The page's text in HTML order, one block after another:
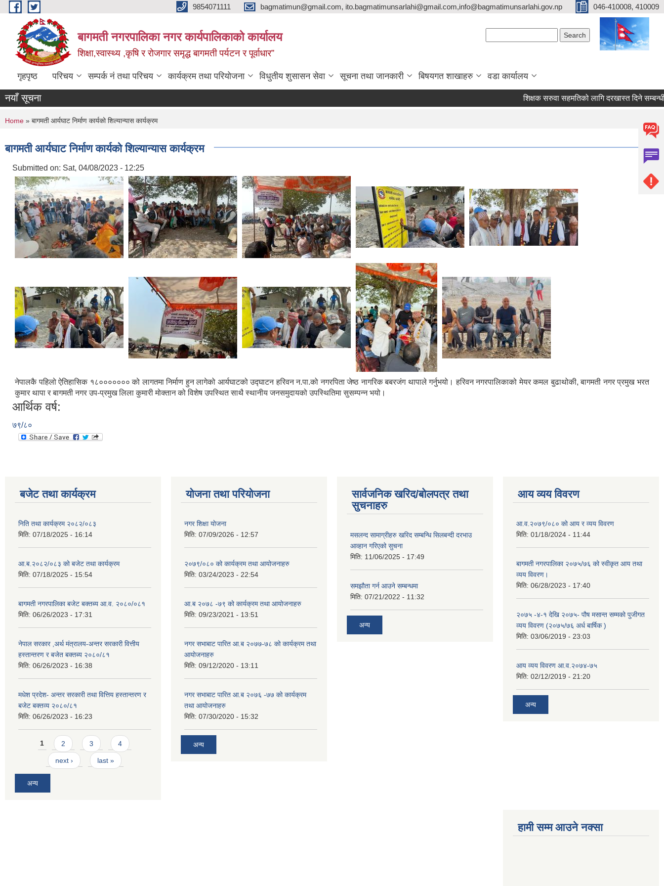
Skip to main content 9854071111 bagmatimun@gmail.com, ito.bagmatimunsarlahi@gmail.com,info@bagmatimunsarlahi.gov.np 046-410008, 410009
बागमती नगरपालिका नगर कार्यपालिकाको कार्यालय
शिक्षा,स्वास्थ्य ,कृषि र रोजगार समृद्ध बागमती पर्यटन र पूर्वाधार”
गृहपृष्ठ परिचय सम्पर्क नं तथा परिचय कार्यक्रम तथा परियोजना विधुतीय शुसासन सेवा सूचना तथा जानकारी बिषयगत शाखाहरु वडा कार्यालय
नयाँ सूचना शिक्षक सरुवा सहमतिको लागि दरखास्त दिने
You are here
Home » बागमती आर्यघाट निर्माण कार्यको शिल्यान्यास कार्यक्रम
बागमती आर्यघाट निर्माण कार्यको शिल्यान्यास कार्यक्रम
Submitted on: Sat, 04/08/2023 - 12:25
नेपालकै पहिलो ऐतिहासिक १८००००००० को लागतमा निर्माण हुन लागेको आर्यघाटको उद्घाटन हरिवन न.पा.को नगरपिता जेष्ठ नागरिक बबरजंग थापाले गर्नुभयो। हरिवन नगरपालिकाको मेयर कमल बुढाथोकी, बागमती नगर प्रमुख भरत
कुमार थापा र बागमती नगर उप-प्रमुख लिला कुमारी मोक्तान को विशेष उपस्थित साथै स्थानीय जनसमुदायको उपस्थितिमा सुसम्पन्न भयो।
आर्थिक वर्ष:
७९/८०
बजेट तथा कार्यक्रम
निति तथा कार्यक्रम २०८२/०८३
मिति: 07/18/2025 - 16:14
आ.ब.२०८२/०८३ को बजेट तथा कार्यक्रम
मिति: 07/18/2025 - 15:54
बागमती नगरपालिका बजेट बक्तब्य आ.व. २०८०/०८१
मिति: 06/26/2023 - 17:31
नेपाल सरकार ,अर्थ मंत्रालय-अन्तर सरकारी वित्तीय
हस्तान्तरण र बजेत बक्तब्य २०८०/८१
मिति: 06/26/2023 - 16:38
मधेश प्रदेश- अन्तर सरकारी तथा वित्तिय हस्तान्तरण र
बजेट बक्तव्य २०८०/८१
मिति: 06/26/2023 - 16:23
Pages
1 2 3 4
next › last »
अन्य
योजना तथा परियोजना
नगर शिक्षा योजना
मिति: 07/09/2026 - 12:57
२०७९/०८० को कार्यक्रम तथा आयोजनाहरु
मिति: 03/24/2023 - 22:54
आ.ब २०७८ -७९ को कार्यक्रम तथा आयोजनाहरु
मिति: 09/23/2021 - 13:51
नगर सभाबाट पारित आ.ब २०७७-७८ को कार्यक्रम तथा
आयोजनाहरु
मिति: 09/12/2020 - 13:11
नगर सभाबाट पारित आ.ब २०७६ -७७ को कार्यक्रम
तथा आयोजनाहरु
मिति: 07/30/2020 - 15:32
अन्य
सार्वजनिक खरिद/बोलपत्र तथा
सुचनाहरु
मसलन्द सामाग्रीहरु खरिद सम्बन्धि सिलबन्दी दरभाउ
आव्हान गरिएको सुचना
मिति: 11/06/2025 - 17:49
समझौता गर्न आउने सम्बन्धमा
मिति: 07/21/2022 - 11:32
अन्य
आय व्यय विवरण
आ.व.२०७९/०८० को आय र व्यय विवरण
मिति: 01/18/2024 - 11:44
बागमती नगरपालिका २०७५/७६ को स्वीकृत आय तथा
व्यय विवरण।
मिति: 06/28/2023 - 17:40
२०७५ -४-१ देखि २०७५- पौष मसान्त सम्मको पुजीगत
व्यय विवरण (२०७५/७६ अर्ध बार्षिक )
मिति: 03/06/2019 - 23:03
आय व्यय विवरण आ.व.२०७४-७५
मिति: 02/12/2019 - 21:20
अन्य
हामी सम्म आउने नक्सा